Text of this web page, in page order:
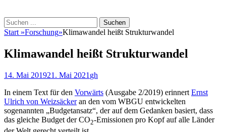
Suchen
Suchen
nach:
Start »Forschung»Klimawandel heißt Strukturwandel
Klimawandel heißt Strukturwandel
Veröffentlicht
14. Mai 201921. Mai 2021 Autor
gh
In einem Text für den Vorwärts (Ausgabe 2/2019) erinnert Ernst
Ulrich von Weizsäckeran den vom WBGU entwickelten
sogenannten „Budgetansatz“, der auf dem Gedanken basiert, dass
das gleiche Budget der CO2-Emissionen pro Kopf auf alle Länder